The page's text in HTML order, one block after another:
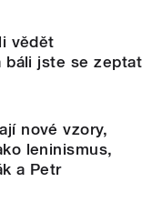
vědět
báli jste se zeptat
nové vzory,
leninismus,
a Petr